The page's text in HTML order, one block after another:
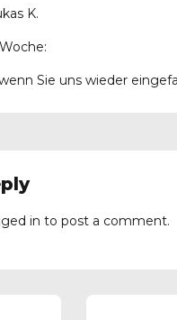
K.
Sie uns wieder
in to post a comment.